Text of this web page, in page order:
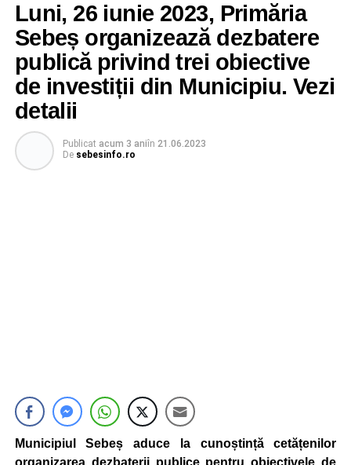
Luni, 26 iunie 2023, Primăria
Sebeș organizează dezbatere
publică privind trei obiective
de investiții din Municipiu. Vezi
detalii
Publicat acum 3 aniîn 21.06.2023
De sebesinfo.ro
Municipiul Sebeș aduce la cunoștință cetățenilor
organizarea dezbaterii publice pentru obiectivele de